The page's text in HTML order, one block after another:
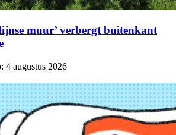
muur’ verbergt buitenkant
4 augustus 2026